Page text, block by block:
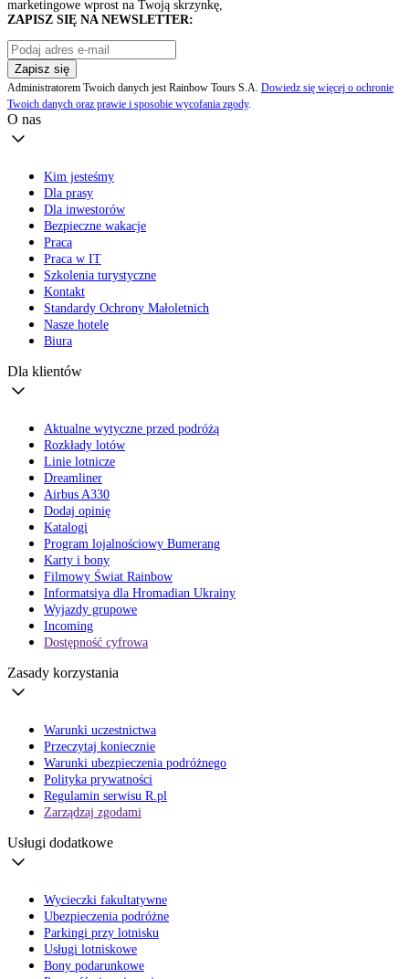
marketingowe wprost na Twoją skrzynkę,
ZAPISZ SIĘ NA NEWSLETTER:
Zapisz się
Administratorem Twoich danych jest Rainbow Tours S.A. Dowiedz się więcej o ochronie
Twoich danych oraz prawie i sposobie wycofania zgody.
O nas
Kim jesteśmy
Dla prasy
Dla inwestorów
Bezpieczne wakacje
Praca
Praca w IT
Szkolenia turystyczne
Kontakt
Standardy Ochrony Małoletnich
Nasze hotele
Biura
Dla klientów
Aktualne wytyczne przed podróżą
Rozkłady lotów
Linie lotnicze
Dreamliner
Airbus A330
Dodaj opinię
Katalogi
Program lojalnościowy Bumerang
Karty i bony
Filmowy Świat Rainbow
Informatsiya dla Hromadian Ukrainy
Wyjazdy grupowe
Incoming
Dostępność cyfrowa
Zasady korzystania
Warunki uczestnictwa
Przeczytaj koniecznie
Warunki ubezpieczenia podróżnego
Polityka prywatności
Regulamin serwisu R.pl
Zarządzaj zgodami
Usługi dodatkowe
Wycieczki fakultatywne
Ubezpieczenia podróżne
Parkingi przy lotnisku
Usługi lotniskowe
Bony podarunkowe